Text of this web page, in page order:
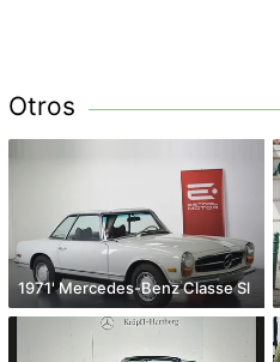
Otros
1971' Mercedes-Benz Classe Sl